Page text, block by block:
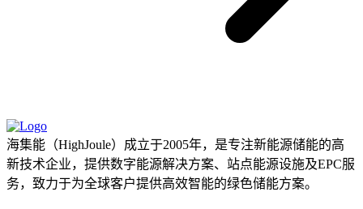
海集能（HighJoule）成立于2005年，是专注新能源储能的高
新技术企业，提供数字能源解决方案、站点能源设施及EPC服
务，致力于为全球客户提供高效智能的绿色储能方案。